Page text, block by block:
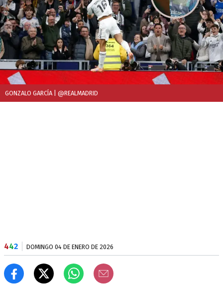
GONZALO GARCÍA | @REALMADRID
442 DOMINGO 04 DE ENERO DE 2026